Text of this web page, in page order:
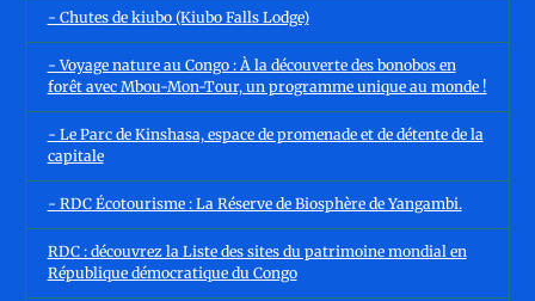
- Chutes de kiubo (Kiubo Falls Lodge)
- Voyage nature au Congo : À la découverte des bonobos en
forêt avec Mbou-Mon-Tour, un programme unique au monde !
- Le Parc de Kinshasa, espace de promenade et de détente de la
capitale
- RDC Écotourisme : La Réserve de Biosphère de Yangambi.
RDC : découvrez la Liste des sites du patrimoine mondial en
République démocratique du Congo